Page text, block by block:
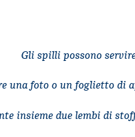
Gli spilli possono
una foto o un foglietto di
insieme due lembi di